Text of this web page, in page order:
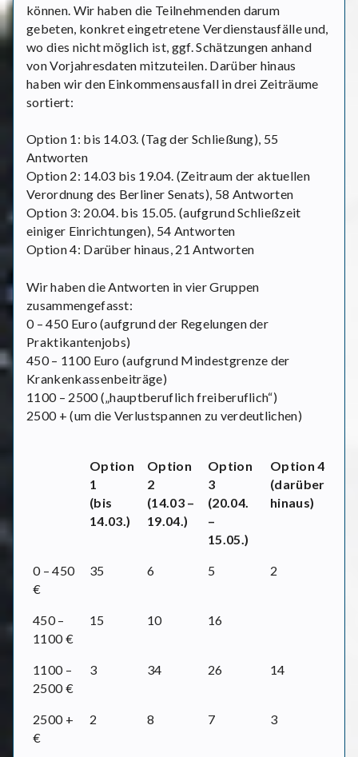
können. Wir haben die Teilnehmenden darum
gebeten, konkret eingetretene Verdienstausfälle und,
wo dies nicht möglich ist, ggf. Schätzungen anhand
von Vorjahresdaten mitzuteilen. Darüber hinaus
haben wir den Einkommensausfall in drei Zeiträume
sortiert:
Option 1: bis 14.03. (Tag der Schließung), 55
Antworten
Option 2: 14.03 bis 19.04. (Zeitraum der aktuellen
Verordnung des Berliner Senats), 58 Antworten
Option 3: 20.04. bis 15.05. (aufgrund Schließzeit
einiger Einrichtungen), 54 Antworten
Option 4: Darüber hinaus, 21 Antworten
Wir haben die Antworten in vier Gruppen
zusammengefasst:
0 – 450 Euro (aufgrund der Regelungen der
Praktikantenjobs)
450 – 1100 Euro (aufgrund Mindestgrenze der
Krankenkassenbeiträge)
1100 – 2500 („hauptberuflich freiberuflich“)
2500 + (um die Verlustspannen zu verdeutlichen)
Option
1
(bis
14.03.)
Option
2
(14.03 –
19.04.)
Option
3
(20.04.
–
15.05.)
Option 4
(darüber
hinaus)
0 – 450
€
35 6 5 2
450 –
1100 €
15 10 16
1100 –
2500 €
3 34 26 14
2500 +
€
2 8 7 3